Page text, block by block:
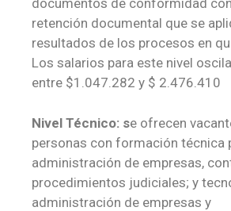
documentos de conformidad
retención documental que se
resultados de los procesos en
Los salarios para este nivel
entre $1.047.282 y $ 2.476.410
Nivel Técnico: se ofrecen
personas con formación técnica
administración de empresas,
procedimientos judiciales; y
administración de empresas y